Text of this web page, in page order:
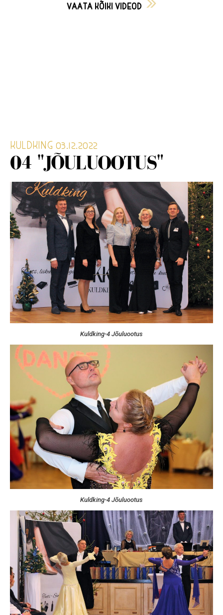
VAATA KÕIKI VIDEOD
KULDKING 03.12.2022
04 "JÕULUOOTUS"
Kuldking-4 Jõuluootus
Kuldking-4 Jõuluootus